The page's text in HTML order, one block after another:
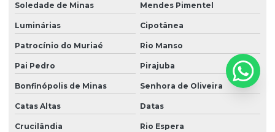
Soledade de Minas Mendes Pimentel
Luminárias Cipotânea
Patrocínio do Muriaé Rio Manso
Pai Pedro Pirajuba
Bonfinópolis de Minas Senhora de Oliveira
Catas Altas Datas
Crucilândia Rio Espera